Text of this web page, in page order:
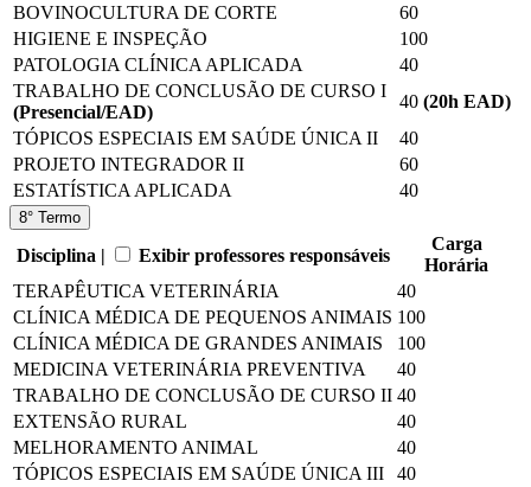
BOVINOCULTURA DE CORTE
60
HIGIENE E INSPEÇÃO
100
PATOLOGIA CLÍNICA APLICADA
40
TRABALHO DE CONCLUSÃO DE CURSO I
(Presencial/EAD)
40 (20h EAD)
TÓPICOS ESPECIAIS EM SAÚDE ÚNICA II
40
PROJETO INTEGRADOR II
60
ESTATÍSTICA APLICADA
40
8° Termo
Disciplina | Exibir professores responsáveis
Carga
Horária
TERAPÊUTICA VETERINÁRIA
40
CLÍNICA MÉDICA DE PEQUENOS ANIMAIS 100
CLÍNICA MÉDICA DE GRANDES ANIMAIS
100
MEDICINA VETERINÁRIA PREVENTIVA
40
TRABALHO DE CONCLUSÃO DE CURSO II 40
EXTENSÃO RURAL
40
MELHORAMENTO ANIMAL
40
TÓPICOS ESPECIAIS EM SAÚDE ÚNICA III
40